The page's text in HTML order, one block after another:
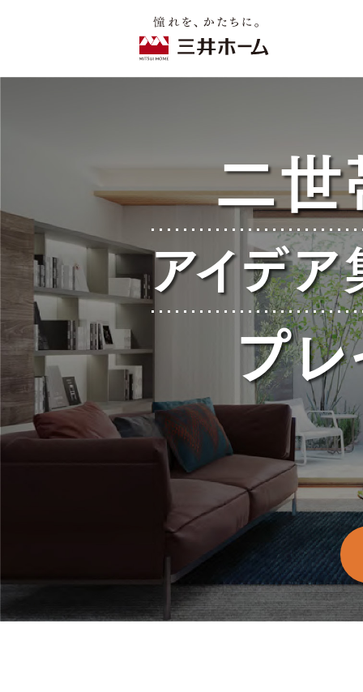
二
アイデ
プ